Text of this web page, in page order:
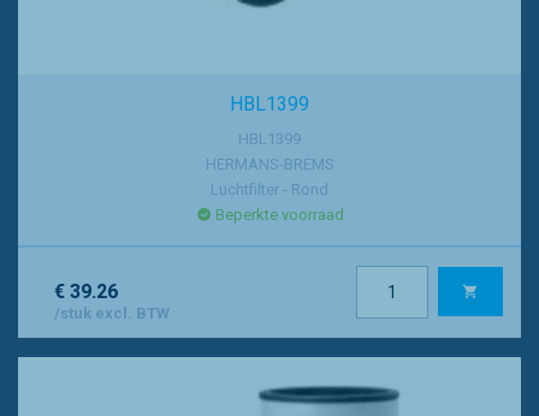
HBL1399
HBL1399
HERMANS-BREMS
Luchtfilter - Rond
Beperkte voorraad
€ 39.26
/stuk excl. BTW